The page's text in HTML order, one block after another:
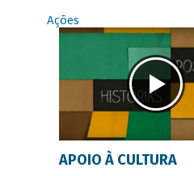
Ações
APOIO À CULTURA